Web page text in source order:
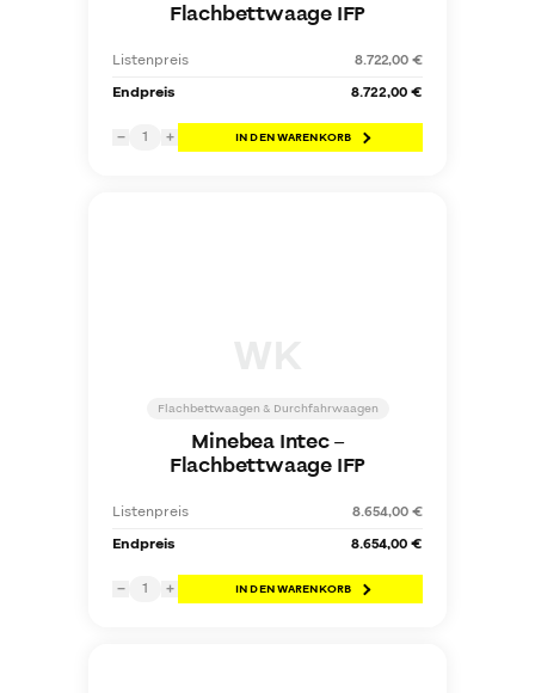
Flachbettwaage IFP
Listenpreis
8.722,00 €
Endpreis
8.722,00 €
− 1 + IN DEN WARENKORB
Flachbettwaagen & Durchfahrwaagen
Minebea Intec–
Flachbettwaage IFP
Listenpreis
8.654,00 €
Endpreis
8.654,00 €
− 1 + IN DEN WARENKORB